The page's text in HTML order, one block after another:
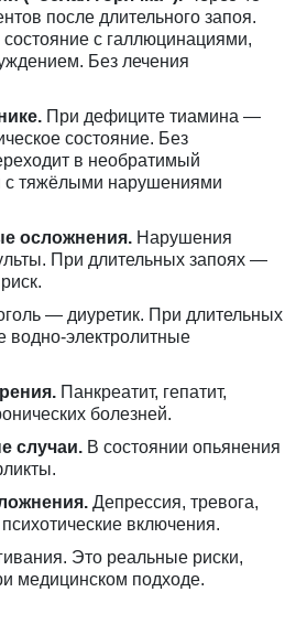
после длительного запоя.
с галлюцинациями,
Без лечения
При дефиците тиамина —
состояние. Без
в необратимый
с тяжёлыми нарушениями
осложнения. Нарушения
При длительных запоях —
— диуретик. При длительных
электролитные
Панкреатит, гепатит,
болезней.
случаи. В состоянии опьянения
Депрессия, тревога,
включения.
Это реальные риски,
медицинском подходе.